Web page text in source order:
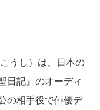
うし）は、日本の
日記』のオーディ
の相手役で俳優デ